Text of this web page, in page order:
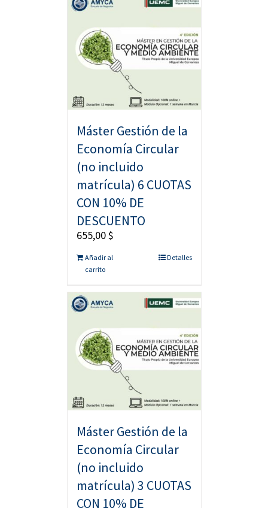
Máster Gestión de la
Economía Circular
(no incluido
matrícula) 6 CUOTAS
CON 10% DE
DESCUENTO
655,00$
Añadir al
carrito
Detalles
Máster Gestión de la
Economía Circular
(no incluido
matrícula) 3 CUOTAS
CON 10% DE